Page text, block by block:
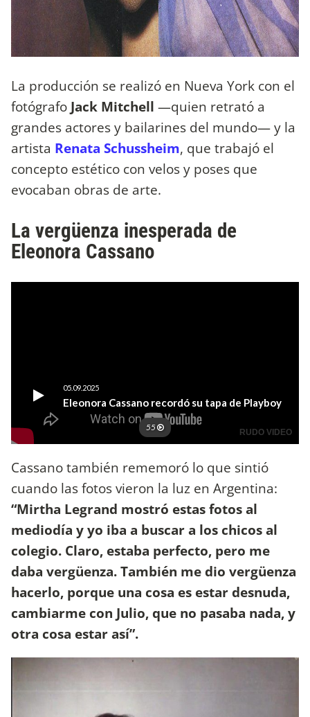
La producción se realizó en Nueva York con el
fotógrafo Jack Mitchell —quien retrató a
grandes actores y bailarines del mundo— y la
artista Renata Schussheim, que trabajó el
concepto estético con velos y poses que
evocaban obras de arte.
La vergüenza inesperada de
Eleonora Cassano
Cassano también rememoró lo que sintió
cuando las fotos vieron la luz en Argentina:
“Mirtha Legrand mostró estas fotos al
mediodía y yo iba a buscar a los chicos al
colegio. Claro, estaba perfecto, pero me
daba vergüenza. También me dio vergüenza
hacerlo, porque una cosa es estar desnuda,
cambiarme con Julio, que no pasaba nada, y
otra cosa estar así”.